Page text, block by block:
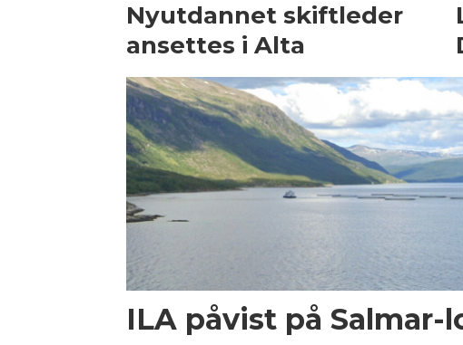
Nyutdannet skiftleder
ansettes i Alta
ILA påvist på Salmar-